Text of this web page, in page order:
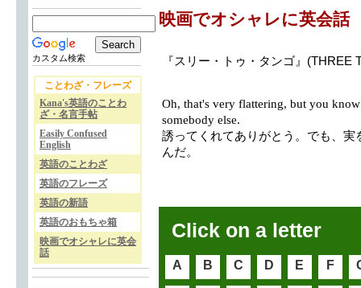
カスタム検索
ことわざ・フレーズ
Kana's英語のことわ
ざ・名言手帖
Easily Confused
English
英語のことわざ
英語のフレーズ
英語の新語
英語のおもちゃ箱
映画でオシャレに英会
話
映画でオシャレに英会話
『スリー・トゥ・タンゴ』
Oh, that's very flattering, but you
somebody else.
誘ってくれてありがとう。でも、
んだ。
Click on a letter
A B C D E F